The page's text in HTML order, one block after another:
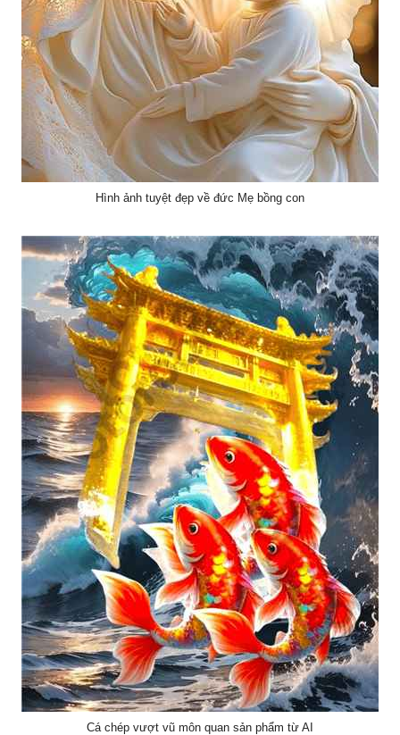
Hình ảnh tuyệt đẹp về đức Mẹ bồng con
Cá chép vượt vũ môn quan sản phẩm từ AI